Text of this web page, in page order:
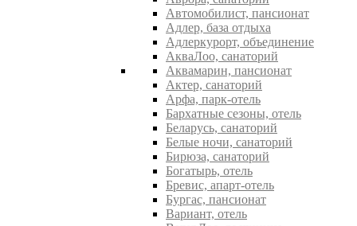
Автомобилист, пансионат
Адлер, база отдыха
Адлеркурорт, объединение
АкваЛоо, санаторий
Аквамарин, пансионат
Актер, санаторий
Арфа, парк-отель
Бархатные сезоны, отель
Беларусь, санаторий
Белые ночи, санаторий
Бирюза, санаторий
Богатырь, отель
Бревис, апарт-отель
Бургас, пансионат
Вариант, отель